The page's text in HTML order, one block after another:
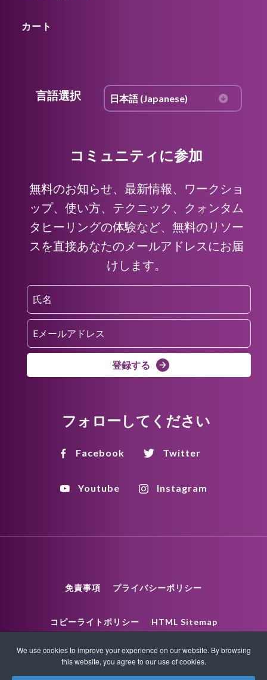
カート
言語選択
コミュニティに参加
無料のお知らせ、最新情報、ワークショ
ップ、使い方、テクニック、クォンタム
タヒーリングの体験など、無料のリソー
スを直接あなたのメールアドレスにお届
けします。
登録する
フォローしてください
Facebook Twitter
Youtube Instagram
免責事項 プライバシーポリシー
コピーライトポリシー HTML Sitemap
XML Sitemap
We use cookies to improve your experience on our website. By browsing
this website, you agree to our use of cookies.